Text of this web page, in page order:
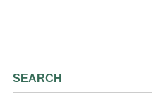
SEARCH